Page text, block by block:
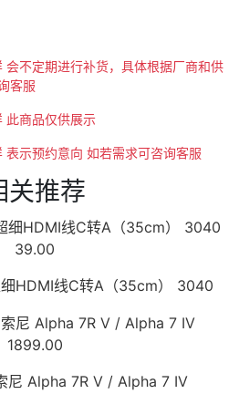
会不定期进行补货，具体根据厂商和供
客服
此商品仅供展示
表示预约意向 如若需求可咨询客服
关推荐
39.00
HDMI线C转A（35cm） 3040
1899.00
尼 Alpha 7R V / Alpha 7 IV